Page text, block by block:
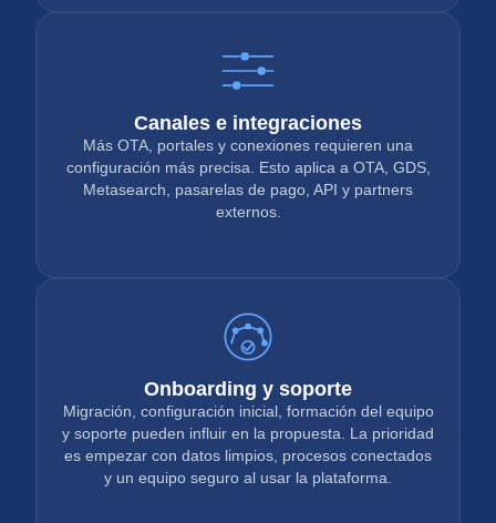
Canales e integraciones
Más OTA, portales y conexiones requieren una
configuración más precisa. Esto aplica a OTA, GDS,
Metasearch, pasarelas de pago, API y partners
externos.
Onboarding y soporte
Migración, configuración inicial, formación del equipo
y soporte pueden influir en la propuesta. La prioridad
es empezar con datos limpios, procesos conectados
y un equipo seguro al usar la plataforma.